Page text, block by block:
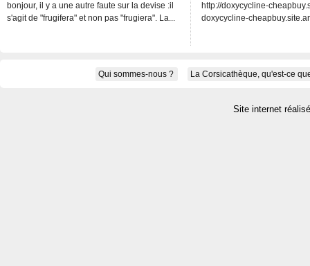
bonjour, il y a une autre faute sur la devise :il
s'agit de "frugifera" et non pas "frugiera". La...
http://doxycycline-
doxycycline-
Qui sommes-nous ? La Corsicathèque, qu'est-ce
Site internet